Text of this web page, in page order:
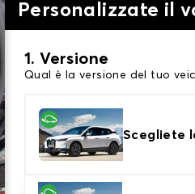
Personalizzate il
1. Versione
Qual è la versione del tuo
Scegliete